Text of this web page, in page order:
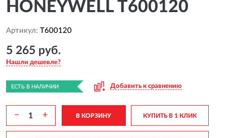
HONEYWELL T600120
Артикул: T600120
5 265 руб.
Нашли дешевле?
ЕСТЬ В НАЛИЧИИ Добавить к сравнению
− + В КОРЗИНУ КУПИТЬ В 1 КЛИК